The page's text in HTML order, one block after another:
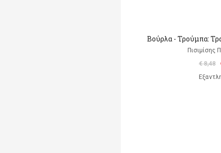
Βούρλα - Τρούμπα:
Πισιμίσης
€ 8,48